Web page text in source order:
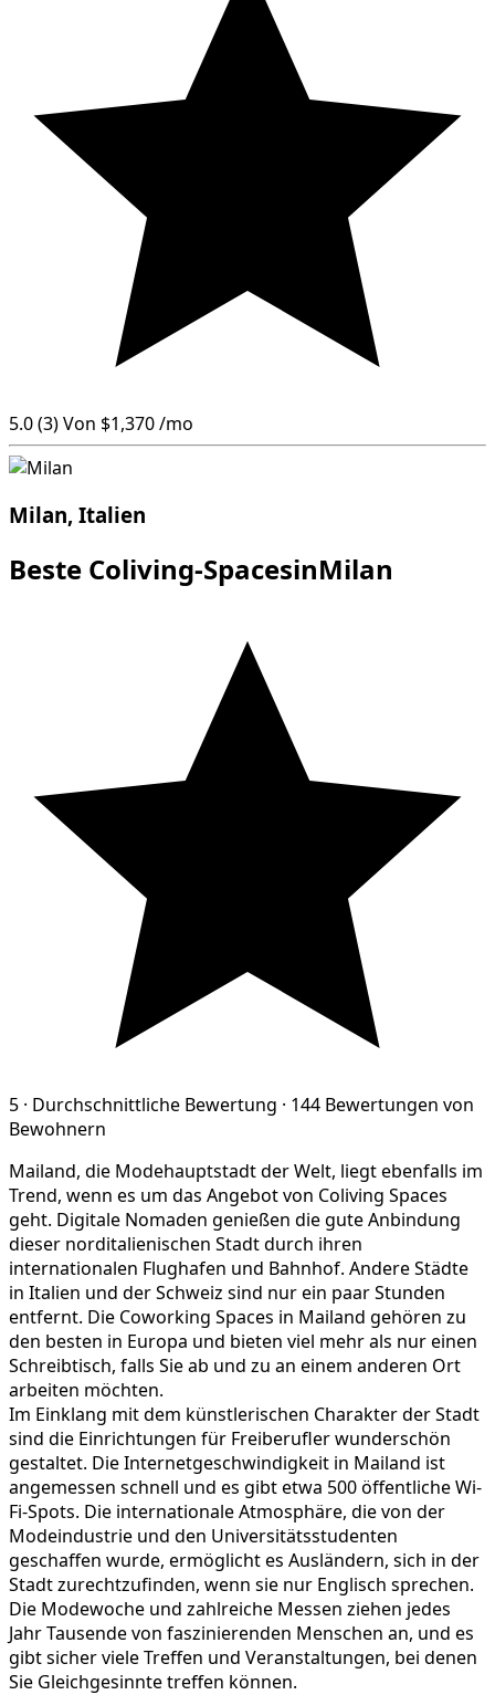
5.0(3)Von $1,370/mo
Milan, Italien
Beste Coliving-SpacesinMilan
5 · Durchschnittliche Bewertung · 144 Bewertungen von
Bewohnern
Mailand, die Modehauptstadt der Welt, liegt ebenfalls im
Trend, wenn es um das Angebot von Coliving Spaces
geht. Digitale Nomaden genießen die gute Anbindung
dieser norditalienischen Stadt durch ihren
internationalen Flughafen und Bahnhof. Andere Städte
in Italien und der Schweiz sind nur ein paar Stunden
entfernt. Die Coworking Spaces in Mailand gehören zu
den besten in Europa und bieten viel mehr als nur einen
Schreibtisch, falls Sie ab und zu an einem anderen Ort
arbeiten möchten.
Im Einklang mit dem künstlerischen Charakter der Stadt
sind die Einrichtungen für Freiberufler wunderschön
gestaltet. Die Internetgeschwindigkeit in Mailand ist
angemessen schnell und es gibt etwa 500 öffentliche Wi-
Fi-Spots. Die internationale Atmosphäre, die von der
Modeindustrie und den Universitätsstudenten
geschaffen wurde, ermöglicht es Ausländern, sich in der
Stadt zurechtzufinden, wenn sie nur Englisch sprechen.
Die Modewoche und zahlreiche Messen ziehen jedes
Jahr Tausende von faszinierenden Menschen an, und es
gibt sicher viele Treffen und Veranstaltungen, bei denen
Sie Gleichgesinnte treffen können.